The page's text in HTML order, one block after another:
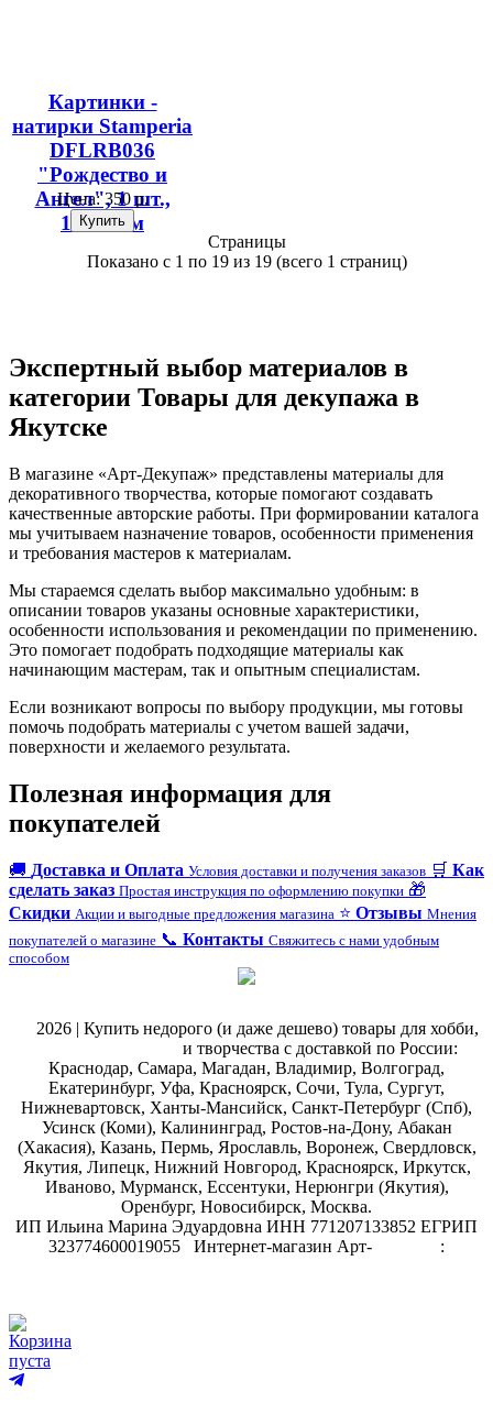
Картинки -
натирки Stamperia
DFLRB036
"Рождество и
Ангел", 1 шт.,
10х21 см
Цена:350 р.
Страницы
Показано с 1 по 19 из 19 (всего 1 страниц)
Экспертный выбор материалов в
категории Товары для декупажа в
Якутске
В магазине «Арт-Декупаж» представлены материалы для
декоративного творчества, которые помогают создавать
качественные авторские работы. При формировании каталога
мы учитываем назначение товаров, особенности применения
и требования мастеров к материалам.
Мы стараемся сделать выбор максимально удобным: в
описании товаров указаны основные характеристики,
особенности использования и рекомендации по применению.
Это помогает подобрать подходящие материалы как
начинающим мастерам, так и опытным специалистам.
Если возникают вопросы по выбору продукции, мы готовы
помочь подобрать материалы с учетом вашей задачи,
поверхности и желаемого результата.
Полезная информация для
покупателей
🚚 Доставка и Оплата Условия доставки и получения заказов 🛒 Как
сделать заказ Простая инструкция по оформлению покупки 🎁
Скидки Акции и выгодные предложения магазина ⭐ Отзывы Мнения
покупателей о магазине 📞 Контакты Свяжитесь с нами удобным
способом
2026 | Купить недорого (и даже дешево) товары для хобби,
и творчества с доставкой по России:
Краснодар, Самара, Магадан, Владимир, Волгоград,
Екатеринбург, Уфа, Красноярск, Сочи, Тула, Сургут,
Нижневартовск, Ханты-Мансийск, Санкт-Петербург (Спб),
Усинск (Коми), Калининград, Ростов-на-Дону, Абакан
(Хакасия), Казань, Пермь, Ярославль, Воронеж, Свердловск,
Якутия, Липецк, Нижний Новгород, Красноярск, Иркутск,
Иваново, Мурманск, Ессентуки, Нерюнгри (Якутия),
Оренбург, Новосибирск, Москва.
ИП Ильина Марина Эдуардовна ИНН 771207133852 ЕГРИП
323774600019055
Интернет-магазин Арт-
:
Корзина
пуста